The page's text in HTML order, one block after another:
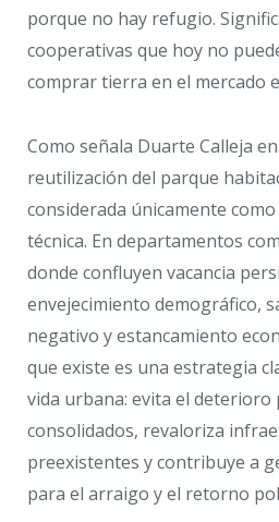
porque no hay refugio.
cooperativas que hoy no
comprar tierra en el mercado
Como señala Duarte Calleja
reutilización del parque
considerada únicamente
técnica. En departamentos
donde confluyen vacancia
envejecimiento demográfico,
negativo y estancamiento
que existe es una estrategia
vida urbana: evita el
consolidados, revaloriza
preexistentes y contribuye a
para el arraigo y el retorno